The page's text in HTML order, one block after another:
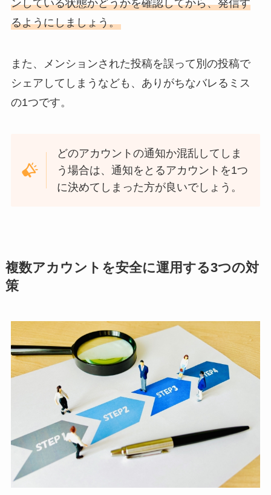
ンしている状態かどうかを確認してから、発信す
るようにしましょう。
また、メンションされた投稿を誤って別の投稿で
シェアしてしまうなども、ありがちなバレるミス
の1つです。
どのアカウントの通知か混乱してしま
う場合は、通知をとるアカウントを1つ
に決めてしまった方が良いでしょう。
複数アカウントを安全に運用する3つの対
策